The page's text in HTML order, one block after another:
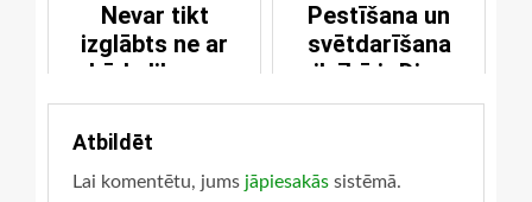
Nevar tikt
izglābts ne ar
kādu likumu
pildīšanu
Pestīšana un
svētdarīšana
pilnībā ir Dieva
darbs
Atbildēt
Lai komentētu, jums jāpiesakās sistēmā.